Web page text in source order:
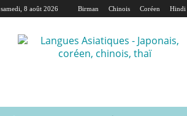
samedi, 8 août 2026 Birman Chinois Coréen Hindi
Langues
Asiatiques